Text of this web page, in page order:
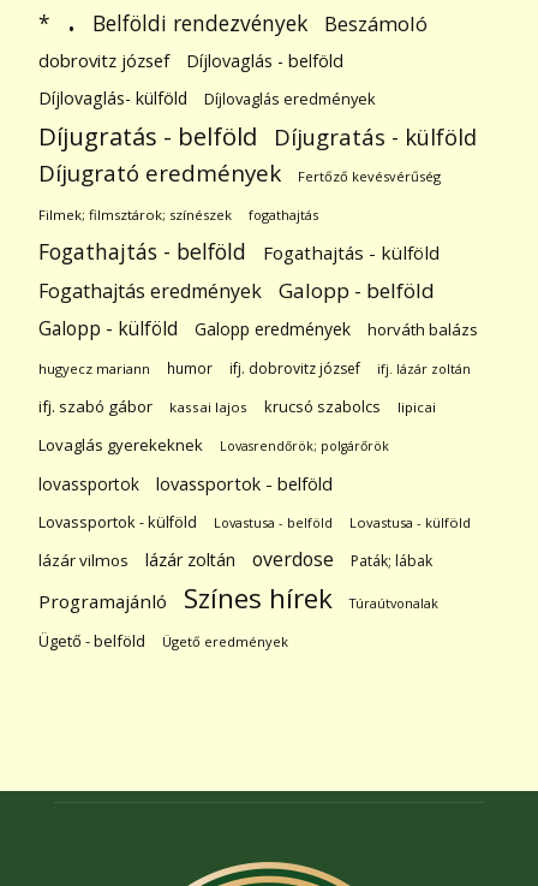
* . Belföldi rendezvények Beszámoló
dobrovitz józsef
Díjlovaglás - belföld
Díjlovaglás- külföld
Díjlovaglás eredmények
Díjugratás - belföld Díjugratás - külföld
Díjugrató eredmények Fertőző kevésvérűség
Filmek; filmsztárok; színészek fogathajtás
Fogathajtás - belföld Fogathajtás - külföld
Fogathajtás eredmények Galopp - belföld
Galopp - külföld Galopp eredmények horváth balázs
hugyecz mariann humor ifj. dobrovitz józsef ifj. lázár zoltán
ifj. szabó gábor kassai lajos krucsó szabolcs lipicai
Lovaglás gyerekeknek Lovasrendőrök; polgárőrök
lovassportok lovassportok - belföld
Lovassportok - külföld Lovastusa - belföld Lovastusa - külföld
lázár vilmos lázár zoltán overdose Paták; lábak
Programajánló Színes hírek Túraútvonalak
Ügető - belföld Ügető eredmények